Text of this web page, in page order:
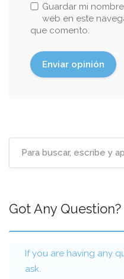
Guardar mi
web en este
que comento.
Got Any Question?
If you are having any
ask.